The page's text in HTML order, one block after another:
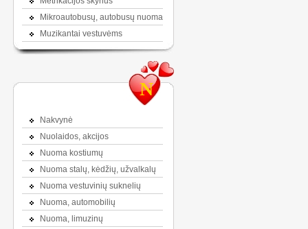
Mikroautobusų, autobusų nuoma
Muzikantai vestuvėms
N
Nakvynė
Nuolaidos, akcijos
Nuoma kostiumų
Nuoma stalų, kėdžių, užvalkalų
Nuoma vestuvinių suknelių
Nuoma, automobilių
Nuoma, limuzinų